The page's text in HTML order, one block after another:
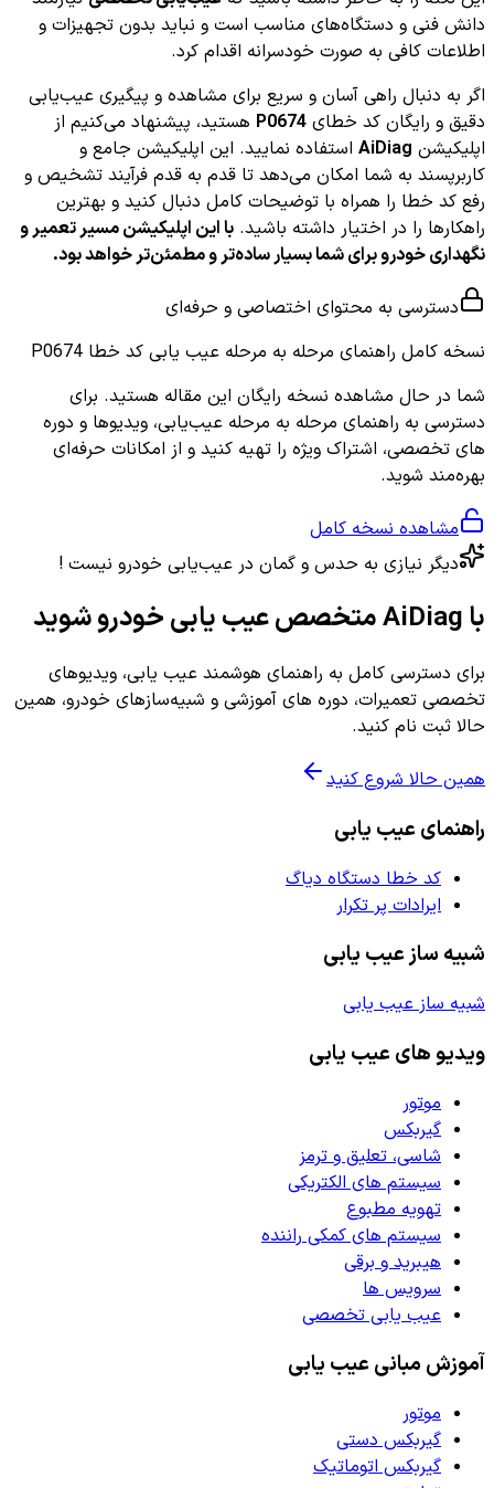
دانش فنی و دستگاه‌های مناسب است و نباید بدون تجهیزات و
اطلاعات کافی به صورت خودسرانه اقدام کرد.
اگر به دنبال راهی آسان و سریع برای مشاهده و پیگیری عیب‌یابی
دقیق و رایگان کد خطای P0674 هستید، پیشنهاد می‌کنیم از
اپلیکیشن AiDiag استفاده نمایید. این اپلیکیشن جامع و
کاربرپسند به شما امکان می‌دهد تا قدم به قدم فرآیند تشخیص و
رفع کد خطا را همراه با توضیحات کامل دنبال کنید و بهترین
راهکارها را در اختیار داشته باشید. با این اپلیکیشن مسیر تعمیر و
نگهداری خودرو برای شما بسیار ساده‌تر و مطمئن‌تر خواهد بود.
دسترسی به محتوای اختصاصی و حرفه‌ای
نسخه کامل راهنمای مرحله به مرحله عیب یابی کد خطا P0674
شما در حال مشاهده نسخه رایگان این مقاله هستید. برای
دسترسی به راهنمای مرحله به مرحله عیب‌یابی، ویدیوها و دوره
های تخصصی، اشتراک ویژه را تهیه کنید و از امکانات حرفه‌ای
بهره‌مند شوید.
مشاهده نسخه کامل
دیگر نیازی به حدس و گمان در عیب‌یابی خودرو نیست !
با AiDiag متخصص عیب یابی خودرو شوید
برای دسترسی کامل به راهنمای هوشمند عیب یابی، ویدیوهای
تخصصی تعمیرات، دوره های آموزشی و شبیه‌سازهای خودرو، همین
حالا ثبت نام کنید.
همین حالا شروع کنید
راهنمای عیب یابی
کد خطا دستگاه دیاگ
ایرادات پر تکرار
شبیه ساز عیب یابی
شبیه ساز عیب یابی
ویدیو های عیب یابی
موتور
گیربکس
شاسی، تعلیق و ترمز
سیستم های الکتریکی
تهویه مطبوع
سیستم های کمکی راننده
هیبرید و برقی
سرویس ها
عیب یابی تخصصی
آموزش مبانی عیب یابی
موتور
گیربکس دستی
گیربکس اتوماتیک